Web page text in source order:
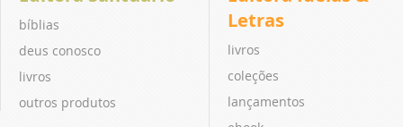
bíblias
deus conosco
livros
outros produtos
Letras
livros
coleções
lançamentos